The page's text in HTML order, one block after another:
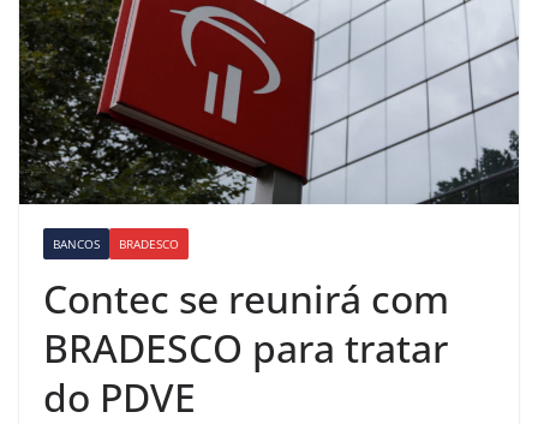
BANCOS BRADESCO
Contec se reunirá com
BRADESCO para tratar
do PDVE